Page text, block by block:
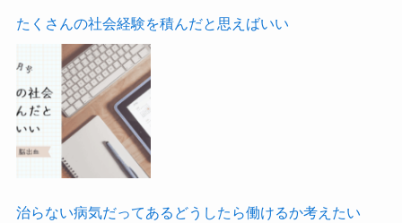
たくさんの社会経験を積んだと思えばいい
治らない病気だってあるどうしたら働けるか考えたい